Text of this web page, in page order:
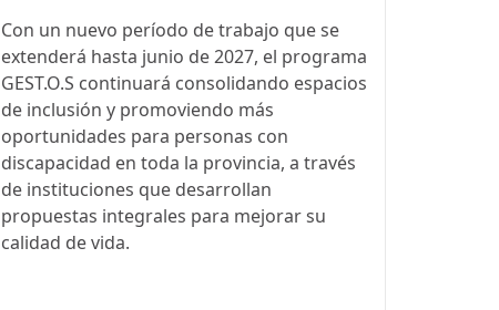
Con un nuevo período de trabajo que se
extenderá hasta junio de 2027, el programa
GEST.O.S continuará consolidando espacios
de inclusión y promoviendo más
oportunidades para personas con
discapacidad en toda la provincia, a través
de instituciones que desarrollan
propuestas integrales para mejorar su
calidad de vida.